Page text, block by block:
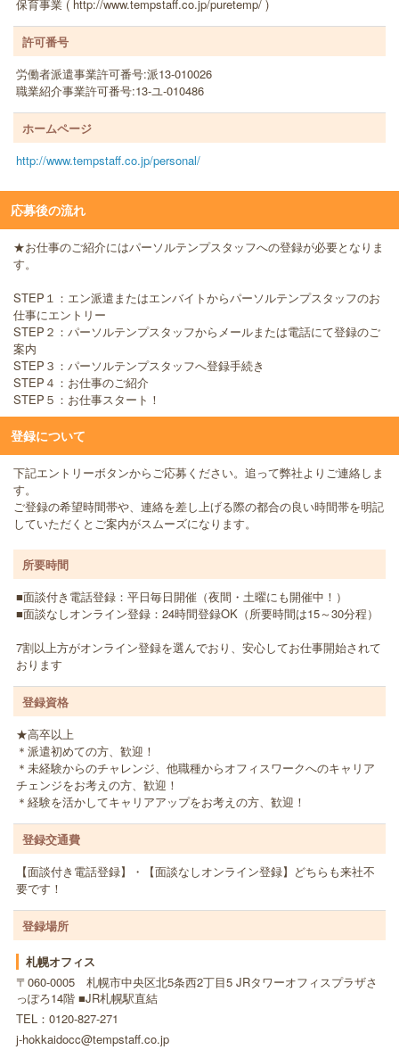
保育事業 ( http://www.tempstaff.co.jp/puretemp/ )
許可番号
労働者派遣事業許可番号:派13-010026
職業紹介事業許可番号:13-ユ-010486
ホームページ
http://www.tempstaff.co.jp/personal/
応募後の流れ
★お仕事のご紹介にはパーソルテンプスタッフへの登録が必要となりま
す。
STEP１：エン派遣またはエンバイトからパーソルテンプスタッフのお
仕事にエントリー
STEP２：パーソルテンプスタッフからメールまたは電話にて登録のご
案内
STEP３：パーソルテンプスタッフへ登録手続き
STEP４：お仕事のご紹介
STEP５：お仕事スタート！
登録について
下記エントリーボタンからご応募ください。追って弊社よりご連絡しま
す。
ご登録の希望時間帯や、連絡を差し上げる際の都合の良い時間帯を明記
していただくとご案内がスムーズになります。
所要時間
■面談付き電話登録：平日毎日開催（夜間・土曜にも開催中！）
■面談なしオンライン登録：24時間登録OK（所要時間は15～30分程）
7割以上方がオンライン登録を選んでおり、安心してお仕事開始されて
おります
登録資格
★高卒以上
＊派遣初めての方、歓迎！
＊未経験からのチャレンジ、他職種からオフィスワークへのキャリア
チェンジをお考えの方、歓迎！
＊経験を活かしてキャリアアップをお考えの方、歓迎！
登録交通費
【面談付き電話登録】・【面談なしオンライン登録】どちらも来社不
要です！
登録場所
札幌オフィス
〒060-0005 札幌市中央区北5条西2丁目5 JRタワーオフィスプラザさ
っぽろ14階 ■JR札幌駅直結
TEL：0120-827-271
j-hokkaidocc@tempstaff.co.jp